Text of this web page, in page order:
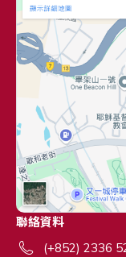
聯絡資料
(+852) 2336